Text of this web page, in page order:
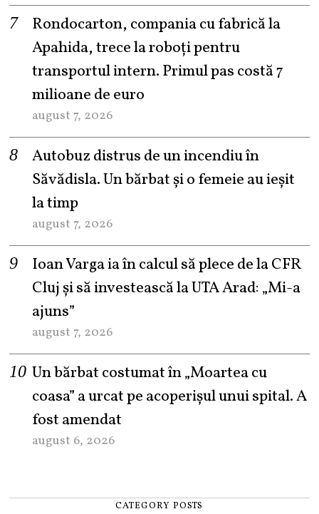
Rondocarton, compania cu fabrică la
Apahida, trece la roboți pentru
transportul intern. Primul pas costă 7
milioane de euro
august 7, 2026
Autobuz distrus de un incendiu în
Săvădisla. Un bărbat și o femeie au ieșit
la timp
august 7, 2026
Ioan Varga ia în calcul să plece de la CFR
Cluj și să investească la UTA Arad: „Mi-a
ajuns”
august 7, 2026
Un bărbat costumat în „Moartea cu
coasa” a urcat pe acoperișul unui spital. A
fost amendat
august 6, 2026
CATEGORY POSTS